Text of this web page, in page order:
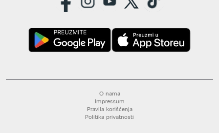
O nama
Impressum
Pravila korišćenja
Politika privatnosti